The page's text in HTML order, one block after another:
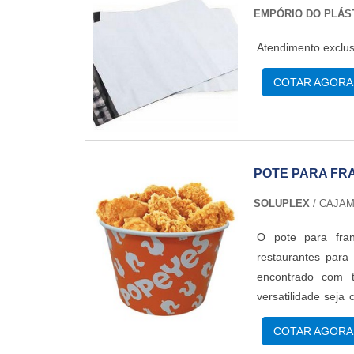
conquistar a
feito a diferença
essência de
proteção de bens
O PRODUTO
BOPP, bobinas e
clientes em
EMPÓRIO DO
Atendimento
COTAR AGORA
POTE PARA
SOLUPLEX/
O pote para
restaurantes
encontrado com
versatilidade seja
IMPORTANTES
frito, descreve-se
COTAR AGORA